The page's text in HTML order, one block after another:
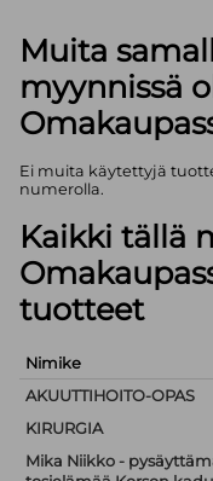
Muita
myynnissä
Ei muita käytettyjä
numerolla.
Kaikki tällä
tuotteet
Nimike
AKUUTTIHOITO-OPAS
KIRURGIA
Mika Niikko -